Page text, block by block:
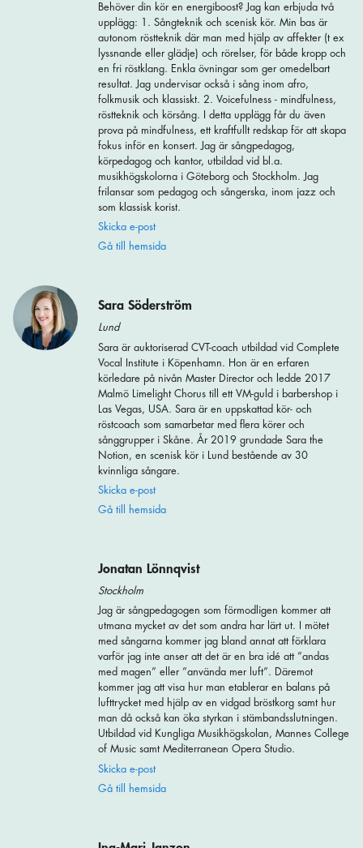
Behöver din kör en energiboost? Jag kan erbjuda två
upplägg: 1. Sångteknik och scenisk kör. Min bas är
autonom röstteknik där man med hjälp av affekter (t ex
lyssnande eller glädje) och rörelser, för både kropp och
en fri röstklang. Enkla övningar som ger omedelbart
resultat. Jag undervisar också i sång inom afro,
folkmusik och klassiskt. 2. Voicefulness - mindfulness,
röstteknik och körsång. I detta upplägg får du även
prova på mindfulness, ett kraftfullt redskap för att skapa
fokus inför en konsert. Jag är sångpedagog,
körpedagog och kantor, utbildad vid bl.a.
musikhögskolorna i Göteborg och Stockholm. Jag
frilansar som pedagog och sångerska, inom jazz och
som klassisk korist.
Skicka e-post
Gå till hemsida
Sara Söderström
Lund
Sara är auktoriserad CVT-coach utbildad vid Complete
Vocal Institute i Köpenhamn. Hon är en erfaren
körledare på nivån Master Director och ledde 2017
Malmö Limelight Chorus till ett VM-guld i barbershop i
Las Vegas, USA. Sara är en uppskattad kör- och
röstcoach som samarbetar med flera körer och
sånggrupper i Skåne. År 2019 grundade Sara the
Notion, en scenisk kör i Lund bestående av 30
kvinnliga sångare.
Skicka e-post
Gå till hemsida
Jonatan Lönnqvist
Stockholm
Jag är sångpedagogen som förmodligen kommer att
utmana mycket av det som andra har lärt ut. I mötet
med sångarna kommer jag bland annat att förklara
varför jag inte anser att det är en bra idé att ”andas
med magen” eller ”använda mer luft”. Däremot
kommer jag att visa hur man etablerar en balans på
lufttrycket med hjälp av en vidgad bröstkorg samt hur
man då också kan öka styrkan i stämbandsslutningen.
Utbildad vid Kungliga Musikhögskolan, Mannes College
of Music samt Mediterranean Opera Studio.
Skicka e-post
Gå till hemsida